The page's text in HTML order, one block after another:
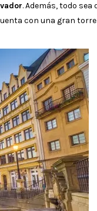
. Además, todo sea
con una gran